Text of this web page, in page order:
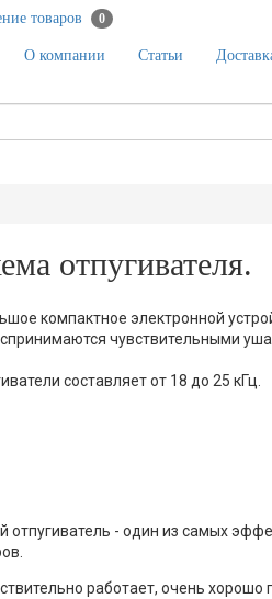
товаров 0
О компании Статьи
отпугивателя.
компактное электронной
чувствительными
составляет от 18 до 25 кГц.
отпугиватель - один из самых
работает, очень хорошо